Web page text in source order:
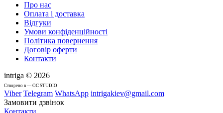
Про нас
Оплата і доставка
Відгуки
Умови конфіденційності
Політика повернення
Договір оферти
Контакти
intriga © 2026
Cтворено в — OC STUDIO
Viber Telegram WhatsApp intrigakiev@gmail.com
Замовити дзвінок